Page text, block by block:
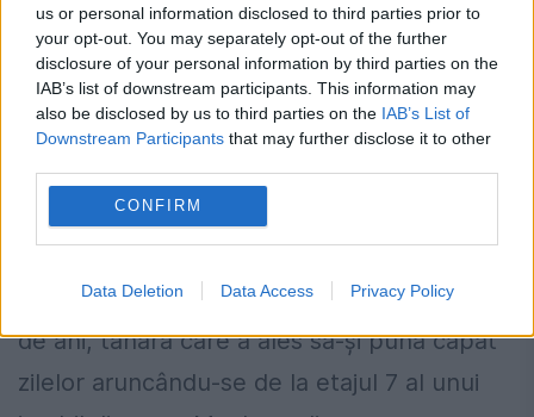
us or personal information disclosed to third parties prior to
your opt-out. You may separately opt-out of the further
disclosure of your personal information by third parties on the
IAB’s list of downstream participants. This information may
also be disclosed by us to third parties on the IAB’s List of
Downstream Participants that may further disclose it to other
CONFIRM
Data Deletion Data Access Privacy Policy
Iubitul jurnalistei care s-a sinucis este
fostul Amaliei Enache
4 IULIE 2014
Noi dezvăluiri în cazul Ionela Macovei, de 25
de ani, tânăra care a ales să-şi pună capăt
zilelor aruncându-se de la etajul 7 al unui